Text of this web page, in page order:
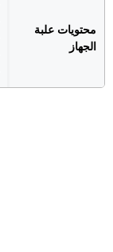
محتويات علبة
الجهاز